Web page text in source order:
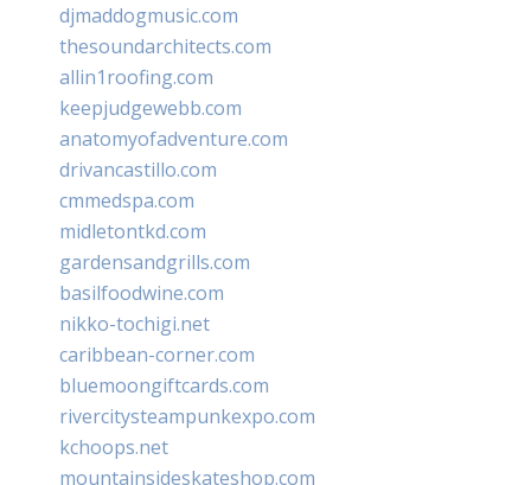
djmaddogmusic.com
thesoundarchitects.com
allin1roofing.com
keepjudgewebb.com
anatomyofadventure.com
drivancastillo.com
cmmedspa.com
midletontkd.com
gardensandgrills.com
basilfoodwine.com
nikko-tochigi.net
caribbean-corner.com
bluemoongiftcards.com
rivercitysteampunkexpo.com
kchoops.net
mountainsideskateshop.com